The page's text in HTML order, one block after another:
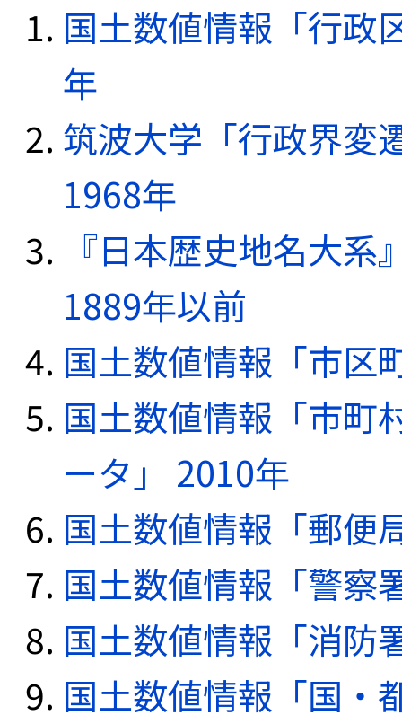
国土数値情報「行政
年
筑波大学「行政界変
1968年
『日本歴史地名大
1889年以前
国土数値情報「市区
国土数値情報「市町
ータ」 2010年
国土数値情報「郵便
国土数値情報「警察
国土数値情報「消防
国土数値情報「国・